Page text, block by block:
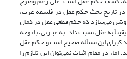
در تاریخ بحث حکم عقل در فلسفه غرب،
می‌سازد که حکم قطعی عقل در کمال
به عقل نسبت داد. به عبارتی، با توجه
کبرای این مسأله صحیح است و حکم عقل
در مقام اثبات نمی‌توان این تلازم را